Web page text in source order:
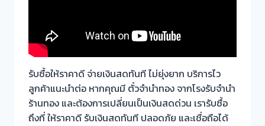
รับซื้อให้ราคาดี จ่ายเงินสดทันที ไม่ยุ่งยาก บริการไว
ลูกค้าแนะนำต่อ หากคุณมี ตั๋วจำนำทอง จากโรงรับจำนำ
ร้านทอง และต้องการเปลี่ยนเป็นเงินสดด่วน เรารับซื้อ
ถึงที่ ให้ราคาดี รับเงินสดทันที ปลอดภัย และเชื่อถือได้